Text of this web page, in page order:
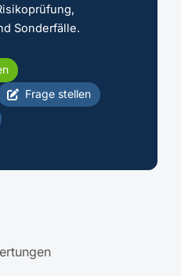
Sonderfälle.
Frage stellen